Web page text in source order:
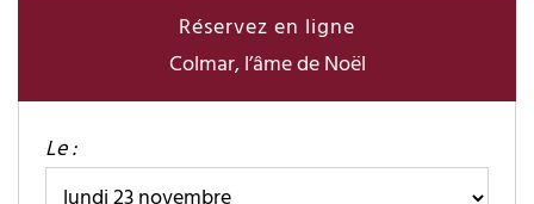
Réservez en ligne
Colmar, l’âme de Noël
Le :